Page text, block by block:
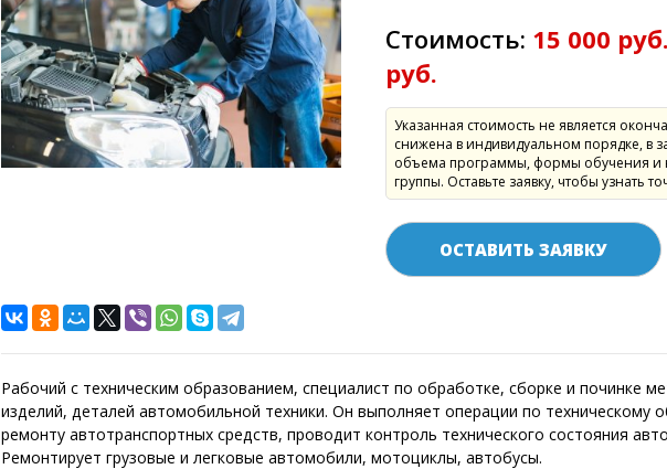
Стоимость: 15 000
руб.
Указанная стоимость не является
снижена в индивидуальном порядке, в
объема программы, формы обучения и
группы. Оставьте заявку, чтобы узнать
ОСТАВИТЬ ЗАЯВКУ
Рабочий с техническим образованием, специалист по обработке, сборке и починке
изделий, деталей автомобильной техники. Он выполняет операции по техническому
ремонту авто­транспортных средств, проводит контроль технического состояния
Ремонтирует грузовые и легковые автомобили, мото­циклы, автобусы.